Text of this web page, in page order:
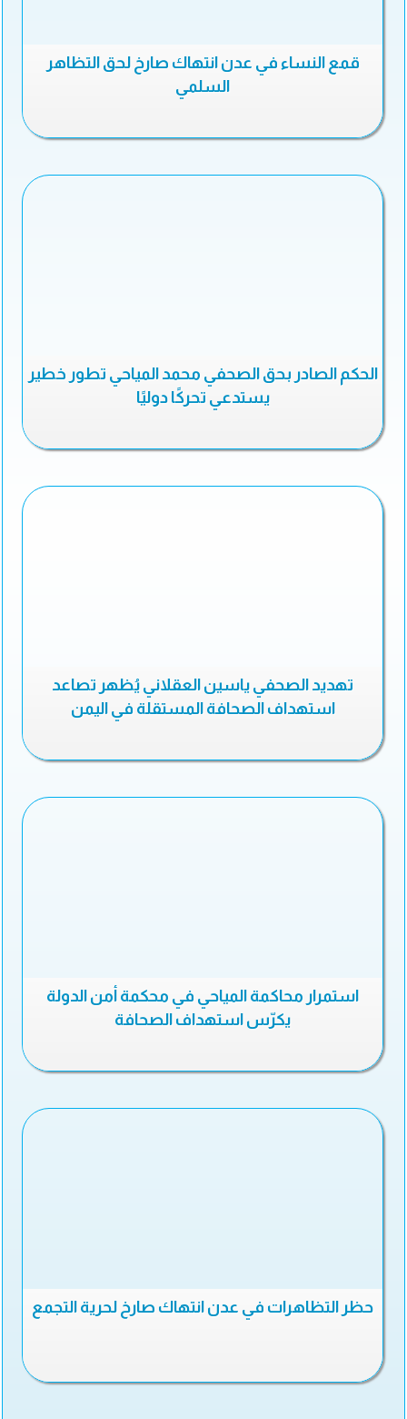
قمع النساء في عدن انتهاك صارخ لحق التظاهر
السلمي
الحكم الصادر بحق الصحفي محمد المياحي تطور خطير
يستدعي تحركًا دوليًا
تهديد الصحفي ياسين العقلاني يُظهر تصاعد
استهداف الصحافة المستقلة في اليمن
استمرار محاكمة المياحي في محكمة أمن الدولة
يكرّس استهداف الصحافة
حظر التظاهرات في عدن انتهاك صارخ لحرية التجمع